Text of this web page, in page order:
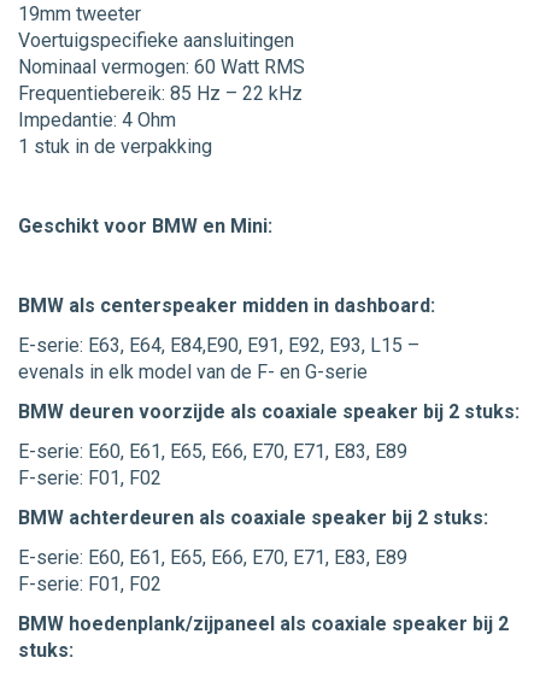
19mm tweeter
Voertuigspecifieke aansluitingen
Nominaal vermogen: 60 Watt RMS
Frequentiebereik: 85 Hz – 22 kHz
Impedantie: 4 Ohm
1 stuk in de verpakking
Geschikt voor BMW en Mini:
BMW als centerspeaker midden in dashboard:
E-serie: E63, E64, E84,E90, E91, E92, E93, L15 –
evenals in elk model van de F- en G-serie
BMW deuren voorzijde als coaxiale speaker bij 2 stuks:
E-serie: E60, E61, E65, E66, E70, E71, E83, E89
F-serie: F01, F02
BMW achterdeuren als coaxiale speaker bij 2 stuks:
E-serie: E60, E61, E65, E66, E70, E71, E83, E89
F-serie: F01, F02
BMW hoedenplank/zijpaneel als coaxiale speaker bij 2
stuks: